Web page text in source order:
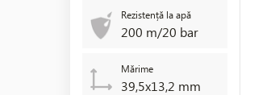
Rezistență la apă
200 m/20 bar
Mărime
39,5x13,2 mm